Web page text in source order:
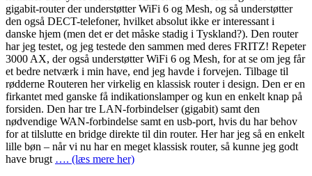
gigabit-router der understøtter WiFi 6 og Mesh, og så understøtter
den også DECT-telefoner, hvilket absolut ikke er interessant i
danske hjem (men det er det måske stadig i Tyskland?). Den router
har jeg testet, og jeg testede den sammen med deres FRITZ! Repeter
3000 AX, der også understøtter WiFi 6 og Mesh, for at se om jeg får
et bedre netværk i min have, end jeg havde i forvejen. Tilbage til
rødderne Routeren her virkelig en klassisk router i design. Den er en
firkantet med ganske få indikationslamper og kun en enkelt knap på
forsiden. Den har tre LAN-forbindelser (gigabit) samt den
nødvendige WAN-forbindelse samt en usb-port, hvis du har behov
for at tilslutte en bridge direkte til din router. Her har jeg så en enkelt
lille bøn – når vi nu har en meget klassisk router, så kunne jeg godt
have brugt …. (læs mere her)